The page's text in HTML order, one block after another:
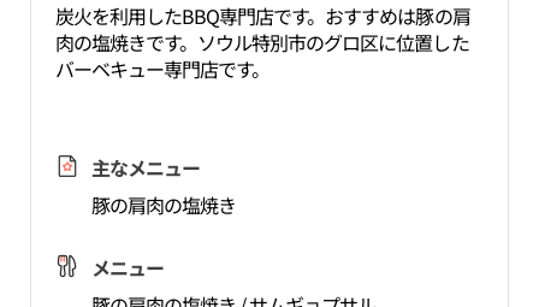
炭火を利用したBBQ専門店です。おすすめは豚の肩
肉の塩焼きです。ソウル特別市のグロ区に位置した
バーベキュー専門店です。
主なメニュー
豚の肩肉の塩焼き
メニュー